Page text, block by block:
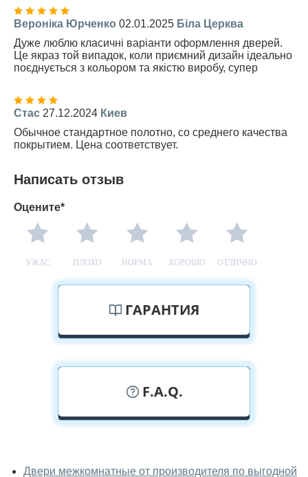
Вероніка Юрченко 02.01.2025 Біла Церква
Дуже люблю класичні варіанти оформлення дверей.
Це якраз той випадок, коли приємний дизайн ідеально
поєднується з кольором та якістю виробу, супер
Стас 27.12.2024 Киев
Обычное стандартное полотно, со среднего качества
покрытием. Цена соответствует.
Написать отзыв
Оцените*
УЖАС ПЛОХО НОРМА ХОРОШО ОТЛИЧНО
ГАРАНТИЯ
F.A.Q.
межкомнатные двери фаворит
Двери межкомнатные от производителя по выгодной